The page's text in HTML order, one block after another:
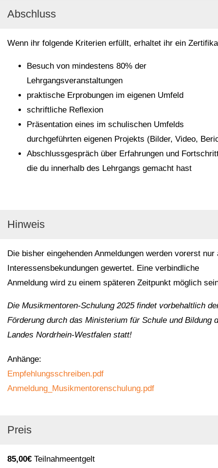
Abschluss
Wenn ihr folgende Kriterien erfüllt, erhaltet ihr ein
Besuch von mindestens 80% der
Lehrgangsveranstaltungen
praktische Erprobungen im eigenen Umfeld
schriftliche Reflexion
Präsentation eines im schulischen Umfelds
durchgeführten eigenen Projekts (Bilder, Video,
Abschlussgespräch über Erfahrungen und
die du innerhalb des Lehrgangs gemacht hast
Hinweis
Die bisher eingehenden Anmeldungen werden vorerst nur
Interessensbekundungen gewertet. Eine verbindliche
Anmeldung wird zu einem späteren Zeitpunkt möglich
Die Musikmentoren-Schulung 2025 findet vorbehaltlich
Förderung durch das Ministerium für Schule und Bildung
Landes Nordrhein-Westfalen statt!
Anhänge:
Empfehlungsschreiben.pdf
Anmeldung_Musikmentorenschulung.pdf
Preis
85,00€ Teilnahmeentgelt